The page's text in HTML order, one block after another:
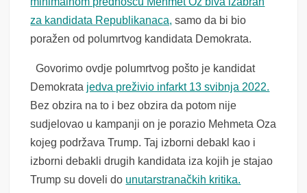
za kandidata Republikanaca, samo da bi bio
poražen od polumrtvog kandidata Demokrata.
Govorimo ovdje polumrtvog pošto je kandidat
Demokrata jedva preživio infarkt 13 svibnja 2022.
Bez obzira na to i bez obzira da potom nije
sudjelovao u kampanji on je porazio Mehmeta Oza
kojeg podržava Trump. Taj izborni debakl kao i
izborni debakli drugih kandidata iza kojih je stajao
Trump su doveli do unutarstranačkih kritika.